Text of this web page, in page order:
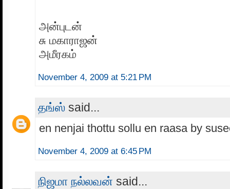
அன்புடன்
சு மகாராஜன்
அமீரகம்
November 4, 2009 at 5:21 PM
தங்ஸ் said...
en nenjai thottu sollu en raasa by
November 4, 2009 at 6:45 PM
நிஜமா நல்லவன் said...